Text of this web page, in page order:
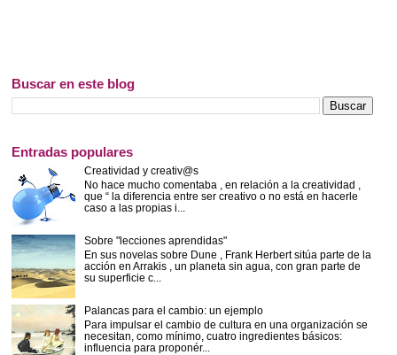
Buscar en este blog
Entradas populares
Creatividad y creativ@s
No hace mucho comentaba , en relación a la creatividad ,
que “ la diferencia entre ser creativo o no está en hacerle
caso a las propias i...
Sobre "lecciones aprendidas"
En sus novelas sobre Dune , Frank Herbert sitúa parte de la
acción en Arrakis , un planeta sin agua, con gran parte de
su superficie c...
Palancas para el cambio: un ejemplo
Para impulsar el cambio de cultura en una organización se
necesitan, como mínimo, cuatro ingredientes básicos:
influencia para proponér...